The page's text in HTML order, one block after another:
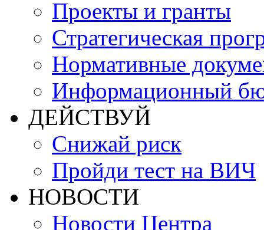
Проекты и гранты
Стратегическая
Нормативные
Информационный
ДЕЙСТВУЙ
Снижай риск
Пройди тест на ВИЧ
НОВОСТИ
Новости Центра